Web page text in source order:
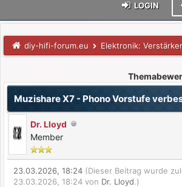
LOGIN
diy-hifi-forum.eu Elektronik:
Muzishare X7 - Phono Vorstufe
Dr. Lloyd
Member
23.03.2026, 18:24 (Dieser Beitrag wurde
23.03.2026, 18:24 von Dr. Lloyd.)